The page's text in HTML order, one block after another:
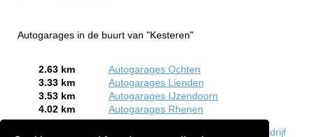
Autogarages in de buurt van "Kesteren"
2.63 km
Autogarages Ochten
3.33 km
Autogarages Lienden
3.53 km
Autogarages IJzendoorn
4.02 km
Autogarages Rhenen
Meld een bedrijf